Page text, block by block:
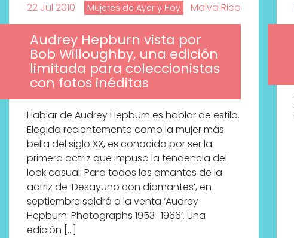
22 Jul 2010 Mujeres de Ayer y Hoy Malva Rico
Audrey Hepburn vista por
Bob Willoughby, una edición
limitada para coleccionistas
con fotos inéditas
Hablar de Audrey Hepburn es hablar de estilo.
Elegida recientemente como la mujer más
bella del siglo XX, es conocida por ser la
primera actriz que impuso la tendencia del
look casual. Para todos los amantes de la
actriz de ‘Desayuno con diamantes’, en
septiembre saldrá a la venta ‘Audrey
Hepburn: Photographs 1953–1966’. Una
edición […]